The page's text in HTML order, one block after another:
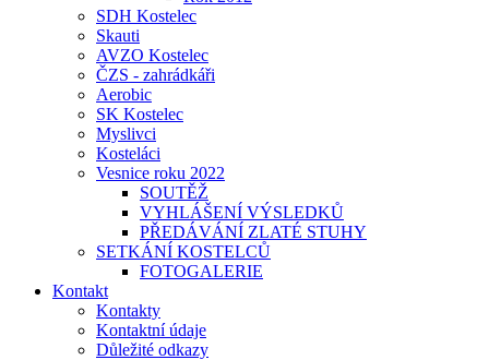
SDH Kostelec
Skauti
AVZO Kostelec
ČZS - zahrádkáři
Aerobic
SK Kostelec
Myslivci
Kosteláci
Vesnice roku 2022
SOUTĚŽ
VYHLÁŠENÍ VÝSLEDKŮ
PŘEDÁVÁNÍ ZLATÉ STUHY
SETKÁNÍ KOSTELCŮ
FOTOGALERIE
Kontakt
Kontakty
Kontaktní údaje
Důležité odkazy